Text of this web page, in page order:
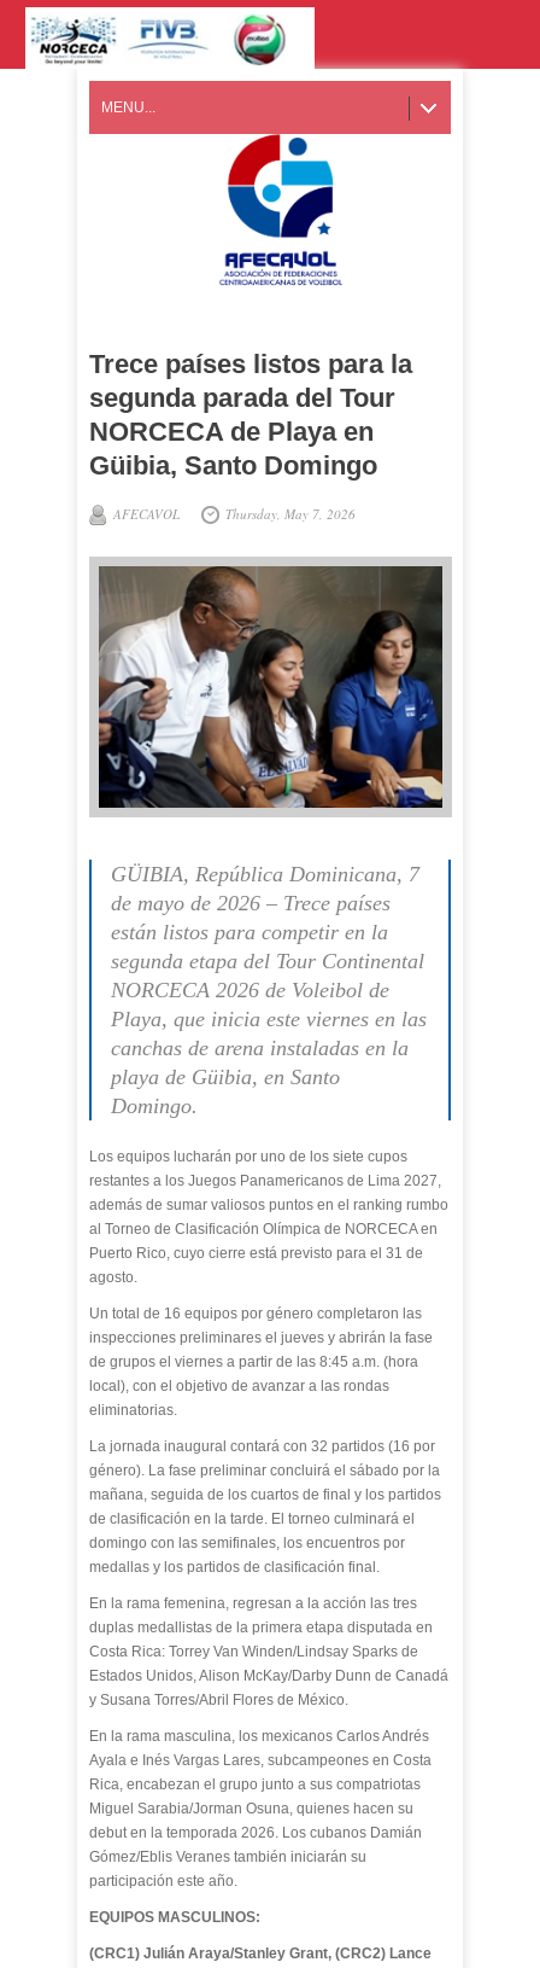
MENU...
Trece países listos para la
segunda parada del Tour
NORCECA de Playa en
Güibia, Santo Domingo
AFECAVOL Thursday, May 7, 2026
GÜIBIA, República Dominicana, 7
de mayo de 2026 – Trece países
están listos para competir en la
segunda etapa del Tour Continental
NORCECA 2026 de Voleibol de
Playa, que inicia este viernes en las
canchas de arena instaladas en la
playa de Güibia, en Santo
Domingo.
Los equipos lucharán por uno de los siete cupos
restantes a los Juegos Panamericanos de Lima 2027,
además de sumar valiosos puntos en el ranking rumbo
al Torneo de Clasificación Olímpica de NORCECA en
Puerto Rico, cuyo cierre está previsto para el 31 de
agosto.
Un total de 16 equipos por género completaron las
inspecciones preliminares el jueves y abrirán la fase
de grupos el viernes a partir de las 8:45 a.m. (hora
local), con el objetivo de avanzar a las rondas
eliminatorias.
La jornada inaugural contará con 32 partidos (16 por
género). La fase preliminar concluirá el sábado por la
mañana, seguida de los cuartos de final y los partidos
de clasificación en la tarde. El torneo culminará el
domingo con las semifinales, los encuentros por
medallas y los partidos de clasificación final.
En la rama femenina, regresan a la acción las tres
duplas medallistas de la primera etapa disputada en
Costa Rica: Torrey Van Winden/Lindsay Sparks de
Estados Unidos, Alison McKay/Darby Dunn de Canadá
y Susana Torres/Abril Flores de México.
En la rama masculina, los mexicanos Carlos Andrés
Ayala e Inés Vargas Lares, subcampeones en Costa
Rica, encabezan el grupo junto a sus compatriotas
Miguel Sarabia/Jorman Osuna, quienes hacen su
debut en la temporada 2026. Los cubanos Damián
Gómez/Eblis Veranes también iniciarán su
participación este año.
EQUIPOS MASCULINOS:
(CRC1) Julián Araya/Stanley Grant, (CRC2) Lance